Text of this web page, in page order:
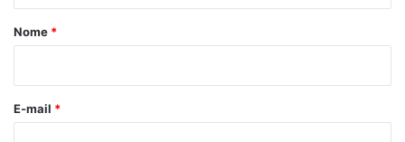
r
*
Nome *
E-mail *